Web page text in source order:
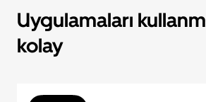
Uygulamaları
kolay